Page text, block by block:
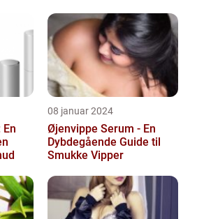
08 januar 2024
Øjenvippe Serum - En
Dybdegående Guide til
Smukke Vipper